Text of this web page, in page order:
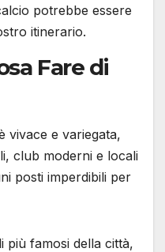
potrebbe essere
itinerario.
Fare di
vivace e variegata,
club moderni e locali
posti imperdibili per
più famosi della città,